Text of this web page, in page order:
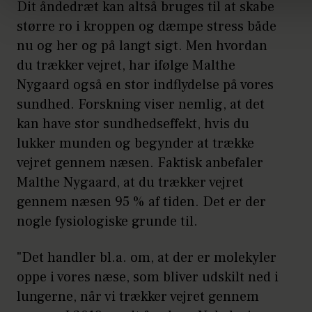
Dit åndedræt kan altså bruges til at skabe
større ro i kroppen og dæmpe stress både
nu og her og på langt sigt. Men hvordan
du trækker vejret, har ifølge Malthe
Nygaard også en stor indflydelse på vores
sundhed. Forskning viser nemlig, at det
kan have stor sundhedseffekt, hvis du
lukker munden og begynder at trække
vejret gennem næsen. Faktisk anbefaler
Malthe Nygaard, at du trækker vejret
gennem næsen 95 % af tiden. Det er der
nogle fysiologiske grunde til.
"Det handler bl.a. om, at der er molekyler
oppe i vores næse, som bliver udskilt ned i
lungerne, når vi trækker vejret gennem